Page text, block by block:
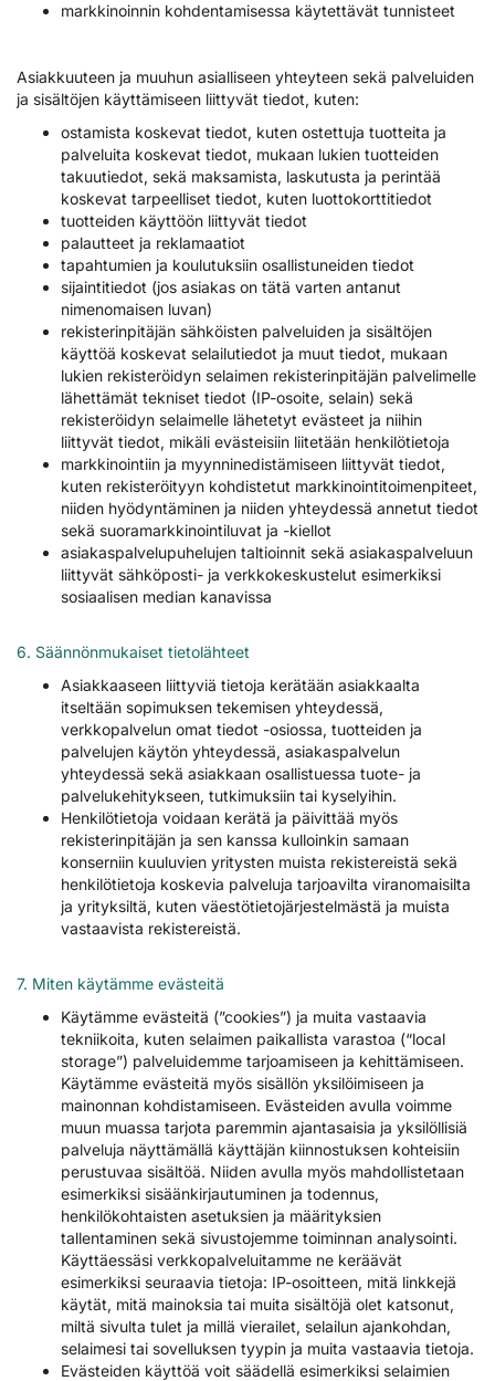
markkinoinnin kohdentamisessa käytettävät tunnisteet
Asiakkuuteen ja muuhun asialliseen yhteyteen sekä palveluiden
ja sisältöjen käyttämiseen liittyvät tiedot, kuten:
ostamista koskevat tiedot, kuten ostettuja tuotteita ja
palveluita koskevat tiedot, mukaan lukien tuotteiden
takuutiedot, sekä maksamista, laskutusta ja perintää
koskevat tarpeelliset tiedot, kuten luottokorttitiedot
tuotteiden käyttöön liittyvät tiedot
palautteet ja reklamaatiot
tapahtumien ja koulutuksiin osallistuneiden tiedot
sijaintitiedot (jos asiakas on tätä varten antanut
nimenomaisen luvan)
rekisterinpitäjän sähköisten palveluiden ja sisältöjen
käyttöä koskevat selailutiedot ja muut tiedot, mukaan
lukien rekisteröidyn selaimen rekisterinpitäjän palvelimelle
lähettämät tekniset tiedot (IP-osoite, selain) sekä
rekisteröidyn selaimelle lähetetyt evästeet ja niihin
liittyvät tiedot, mikäli evästeisiin liitetään henkilötietoja
markkinointiin ja myynninedistämiseen liittyvät tiedot,
kuten rekisteröityyn kohdistetut markkinointitoimenpiteet,
niiden hyödyntäminen ja niiden yhteydessä annetut tiedot
sekä suoramarkkinointiluvat ja -kiellot
asiakaspalvelupuhelujen taltioinnit sekä asiakaspalveluun
liittyvät sähköposti- ja verkkokeskustelut esimerkiksi
sosiaalisen median kanavissa
6. Säännönmukaiset tietolähteet
Asiakkaaseen liittyviä tietoja kerätään asiakkaalta
itseltään sopimuksen tekemisen yhteydessä,
verkkopalvelun omat tiedot -osiossa, tuotteiden ja
palvelujen käytön yhteydessä, asiakaspalvelun
yhteydessä sekä asiakkaan osallistuessa tuote- ja
palvelukehitykseen, tutkimuksiin tai kyselyihin.
Henkilötietoja voidaan kerätä ja päivittää myös
rekisterinpitäjän ja sen kanssa kulloinkin samaan
konserniin kuuluvien yritysten muista rekistereistä sekä
henkilötietoja koskevia palveluja tarjoavilta viranomaisilta
ja yrityksiltä, kuten väestötietojärjestelmästä ja muista
vastaavista rekistereistä.
7. Miten käytämme evästeitä
Käytämme evästeitä (”cookies”) ja muita vastaavia
tekniikoita, kuten selaimen paikallista varastoa (“local
storage”) palveluidemme tarjoamiseen ja kehittämiseen.
Käytämme evästeitä myös sisällön yksilöimiseen ja
mainonnan kohdistamiseen. Evästeiden avulla voimme
muun muassa tarjota paremmin ajantasaisia ja yksilöllisiä
palveluja näyttämällä käyttäjän kiinnostuksen kohteisiin
perustuvaa sisältöä. Niiden avulla myös mahdollistetaan
esimerkiksi sisäänkirjautuminen ja todennus,
henkilökohtaisten asetuksien ja määrityksien
tallentaminen sekä sivustojemme toiminnan analysointi.
Käyttäessäsi verkkopalveluitamme ne keräävät
esimerkiksi seuraavia tietoja: IP-osoitteen, mitä linkkejä
käytät, mitä mainoksia tai muita sisältöjä olet katsonut,
miltä sivulta tulet ja millä vierailet, selailun ajankohdan,
selaimesi tai sovelluksen tyypin ja muita vastaavia tietoja.
Evästeiden käyttöä voit säädellä esimerkiksi selaimien